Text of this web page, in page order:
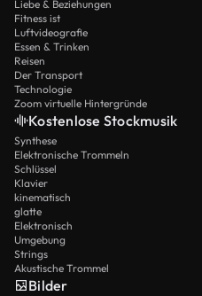
Liebe & Beziehungen
Fitness ist
Luftvideografie
Essen & Trinken
Reisen
Der Transport
Technologie
Zoom virtuelle Hintergründe
Kostenlose Stockmusik
Synthese
Elektronische Trommeln
Schlüssel
Klavier
kinematisch
glatte
Elektronisch
Umgebung
Strings
Akustische Trommel
Bilder